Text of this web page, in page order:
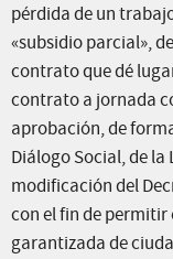
pérdida de un
«subsidio parcial»,
contrato que dé
contrato a jornada
aprobación, de
Diálogo Social, de la
modificación del
con el fin de permitir
garantizada de